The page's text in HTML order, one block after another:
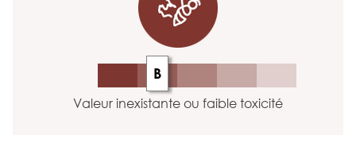
B
Valeur inexistante ou faible toxicité